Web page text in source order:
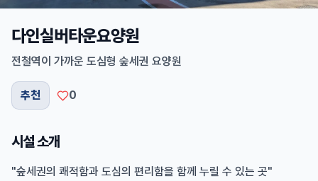
다인실버타운요양원
전철역이 가까운 도심형 숲세권 요양원
추천 0
시설 소개
"숲세권의 쾌적함과 도심의 편리함을 함께 누릴 수 있는 곳"